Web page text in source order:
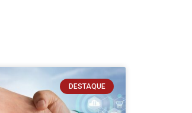
DESTAQUE